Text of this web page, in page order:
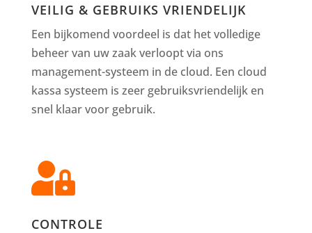
VEILIG & GEBRUIKS VRIENDELIJK
Een bijkomend voordeel is dat het volledige
beheer van uw zaak verloopt via ons
management-systeem in de cloud. Een cloud
kassa systeem is zeer gebruiksvriendelijk en
snel klaar voor gebruik.

CONTROLE